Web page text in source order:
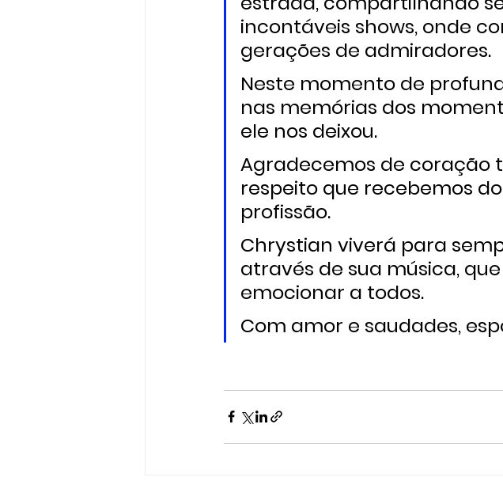
incontáveis shows, onde
gerações de admiradores.
Neste momento de
nas memórias dos
ele nos deixou.
Agradecemos de coração
respeito que recebemos
profissão.
Chrystian viverá para
através de sua música,
emocionar a todos.
Com amor e saudades,